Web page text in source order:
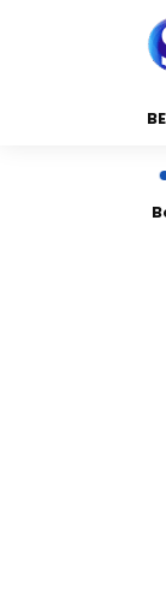
Babinsa